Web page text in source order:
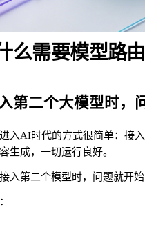
么需要模型路由
第二个大模型时，
入AI时代的方式很简单：接
生成，一切运行良好。
入第二个模型时，问题就开始